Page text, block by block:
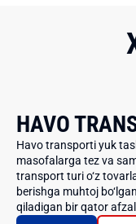
HAVO
Havo transporti yuk
masofalarga tez va
transport turi o‘z
berishga muhtoj
qiladigan bir qator